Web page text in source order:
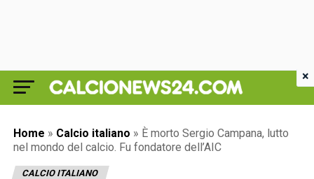
Home » Calcio italiano » È morto Sergio Campana, lutto
nel mondo del calcio. Fu fondatore dell’AIC
CALCIO ITALIANO
×